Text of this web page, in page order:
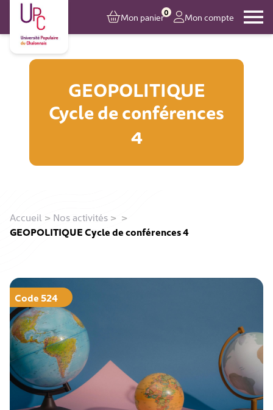
Mon panier0 Mon compte
GEOPOLITIQUE
Cycle de conférences
4
Accueil > Nos activités > >
GEOPOLITIQUE Cycle de conférences 4
Code 524